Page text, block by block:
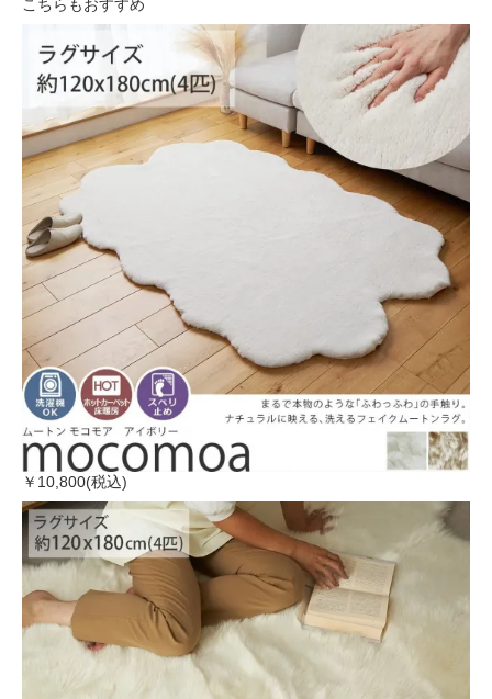
こちらもおすすめ
￥10,800(税込)